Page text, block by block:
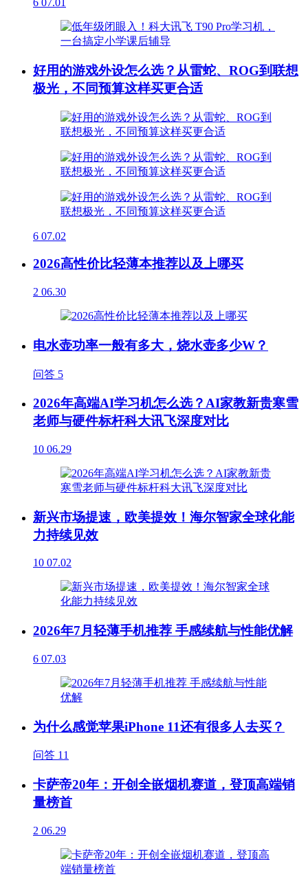
6 07.01
好用的游戏外设怎么选？从雷蛇、ROG到联想
极光，不同预算这样买更合适
6 07.02
2026高性价比轻薄本推荐以及上哪买
2 06.30
电水壶功率一般有多大，烧水壶多少W？
问答 5
2026年高端AI学习机怎么选？AI家教新贵寒雪
老师与硬件标杆科大讯飞深度对比
10 06.29
新兴市场提速，欧美提效！海尔智家全球化能
力持续见效
10 07.02
2026年7月轻薄手机推荐 手感续航与性能优解
6 07.03
为什么感觉苹果iPhone 11还有很多人去买？
问答 11
卡萨帝20年：开创全嵌烟机赛道，登顶高端销
量榜首
2 06.29